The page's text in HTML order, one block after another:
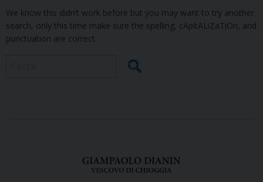
We know this didn’t work before but you may want to try another
search, only this time make sure the spelling, cApitALiZaTiOn, and
punctuation are correct.
Cerca